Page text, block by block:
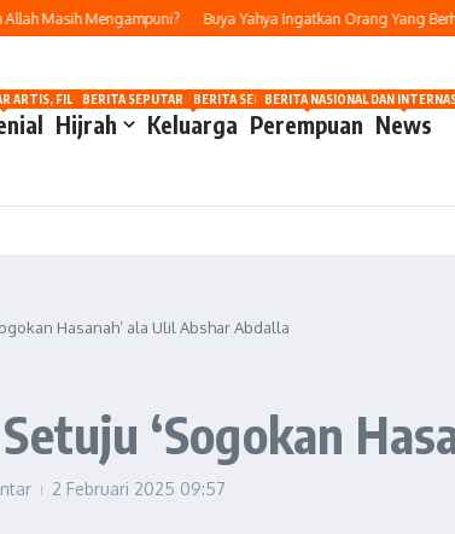
Masih Mengampuni? Buya Yahya Ingatkan Orang Yang
ARTIS, FILM, DAN GOSIP
Hijrah Keluarga
BERITA SEPUTAR OTOMOTIF HARI INI
Perempuan
BERITA SEPUTAR KECANTIKAN WANITA
News
BERITA NASIONAL DAN
Hasanah’ ala Ulil Abshar Abdalla
‘Sogokan
2 Februari 2025 09:57